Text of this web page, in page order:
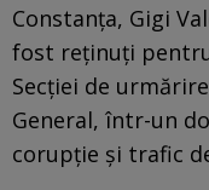
Constanța, Gigi
fost reținuți
Secției de
General, într-un
corupție și trafic